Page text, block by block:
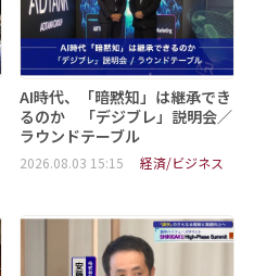
AI時代、「暗黙知」は継承でき
るのか 「デジブレ」説明会／
ラウンドテーブル
2026.08.03 15:15 経済/ビジネス